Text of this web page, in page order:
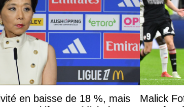
en baisse de 18 %, mais
Malick